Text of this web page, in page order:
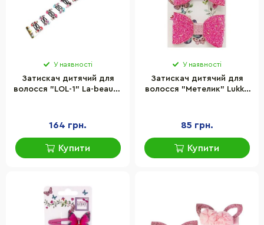
У наявності
Затискач дитячий для
волосся "LOL-1" La-beauty
164 грн.
Купити
У наявності
Затискач дитячий для
волосся "Метелик" Lukky
85 грн.
Купити